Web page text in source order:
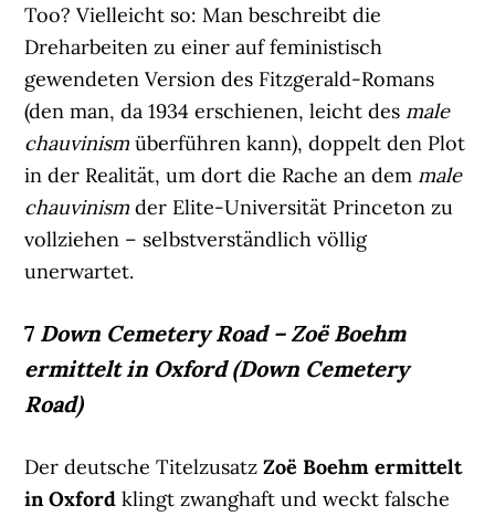
Too? Vielleicht so: Man beschreibt die
Dreharbeiten zu einer auf feministisch
gewendeten Version des Fitzgerald-Romans
(den man, da 1934 erschienen, leicht des male
chauvinism überführen kann), doppelt den Plot
in der Realität, um dort die Rache an dem male
chauvinismder Elite-Universität Princeton zu
vollziehen – selbstverständlich völlig
unerwartet.
7 Down Cemetery Road – Zoë Boehm
ermittelt in Oxford (Down Cemetery
Road)
Der deutsche TitelzusatzZoë Boehm ermittelt
in Oxford klingt zwanghaft und weckt falsche